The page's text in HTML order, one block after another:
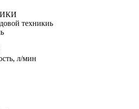
техникиь
л/мин